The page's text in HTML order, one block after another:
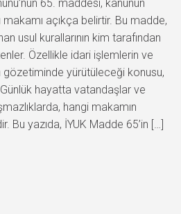
65. maddesi, kanunun
açıkça belirtir. Bu madde,
usul kurallarının kim tarafından
Özellikle idari işlemlerin ve
gözetiminde yürütüleceği konusu,
hayatta vatandaşlar ve
hangi makamın
Bu yazıda, İYUK Madde 65’in […]